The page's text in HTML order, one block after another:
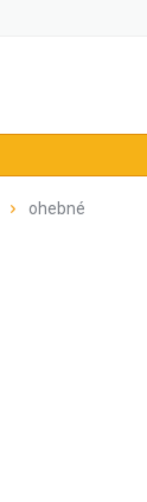
ohebné